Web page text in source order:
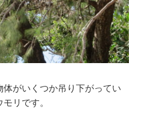
がいくつか吊り下がってい
リです。